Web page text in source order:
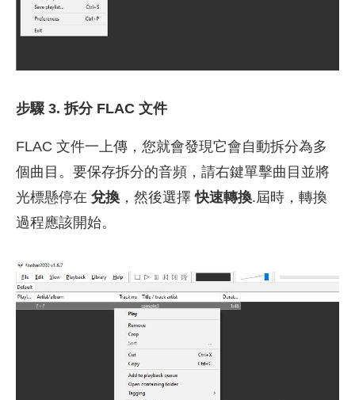
步驟 3. 拆分 FLAC 文件
FLAC 文件一上傳，您就會發現它會自動拆分為多
個曲目。要保存拆分的音頻，請右鍵單擊曲目並將
光標懸停在 兌換 ，然後選擇快速轉換.屆時，轉換
過程應該開始。